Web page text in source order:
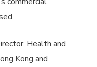
Health and
Kong and